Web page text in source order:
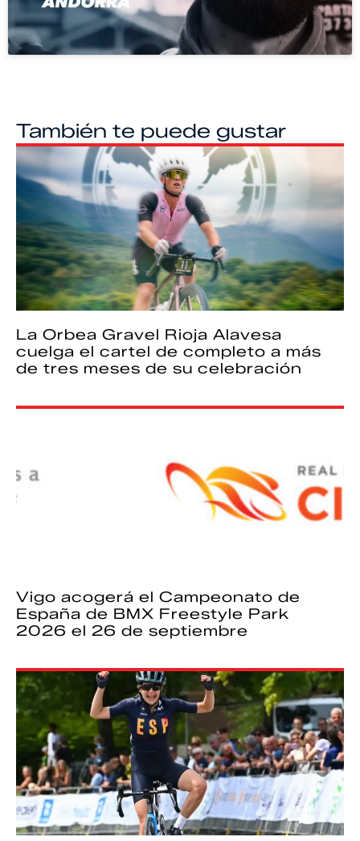
También te puede gustar
La Orbea Gravel Rioja Alavesa
cuelga el cartel de completo a más
de tres meses de su celebración
Vigo acogerá el Campeonato de
España de BMX Freestyle Park
2026 el 26 de septiembre